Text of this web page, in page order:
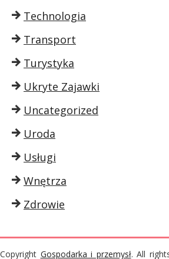
Technologia
Transport
Turystyka
Ukryte Zajawki
Uncategorized
Uroda
Usługi
Wnętrza
Zdrowie
Copyright Gospodarka i przemysł. All